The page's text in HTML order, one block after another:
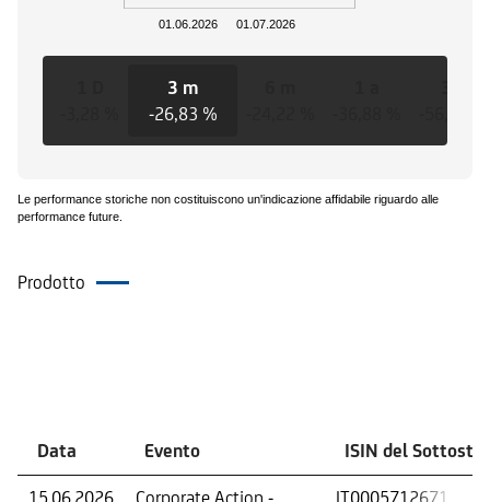
01.06.2026 01.07.2026
3 m
-26,83 %
Le performance storiche non costituiscono un'indicazione affidabile riguardo alle
performance future.
Prodotto
Data Evento ISIN del
15.06.2026
Corporate Action -
IT0005712671